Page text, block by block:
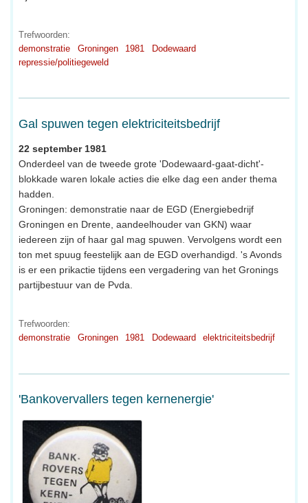
Trefwoorden:
demonstratie
Groningen 1981
Dodewaard
repressie/politiegeweld
Gal spuwen tegen elektriciteitsbedrijf
22 september 1981
Onderdeel van de tweede grote 'Dodewaard-gaat-dicht'-
blokkade waren lokale acties die elke dag een ander thema
hadden.
Groningen: demonstratie naar de EGD (Energiebedrijf
Groningen en Drente, aandeelhouder van GKN) waar
iedereen zijn of haar gal mag spuwen. Vervolgens wordt een
ton met spuug feestelijk aan de EGD overhandigd. 's Avonds
is er een prikactie tijdens een vergadering van het Gronings
partijbestuur van de Pvda.
Trefwoorden:
demonstratie
Groningen 1981 Dodewaard elektriciteitsbedrijf
'Bankovervallers tegen kernenergie'